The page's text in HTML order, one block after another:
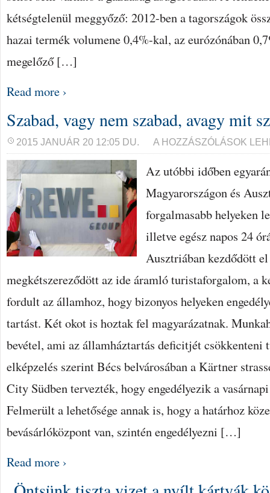
kétségtelenül meggyőző: 2012-ben a tagországok
hazai termék volumene 0,4%-kal, az eurózónában
megelőző […]
Read more ›
Szabad, vagy nem szabad, avagy mit
2015 JANUÁR 20 12:05 DU.
SZABAD,
SZABAD,
AVAGY
SZABAD
BEJEGYZÉSHEZ
A HOZZÁSZÓLÁSOK
Az utóbbi időben
Magyarországon és
forgalmasabb helyeken
illetve egész napos 24
Ausztriában kezdődött
megkétszereződött az ide áramló turistaforgalom, a
fordult az államhoz, hogy bizonyos helyeken
tartást. Két okot is hoztak fel magyarázatnak.
bevétel, ami az államháztartás deficitjét csökkenteni
elképzelés szerint Bécs belvárosában a Kärtner
City Südben tervezték, hogy engedélyezik a
Felmerült a lehetősége annak is, hogy a határhoz
bevásárlóközpont van, szintén engedélyezni […]
Read more ›